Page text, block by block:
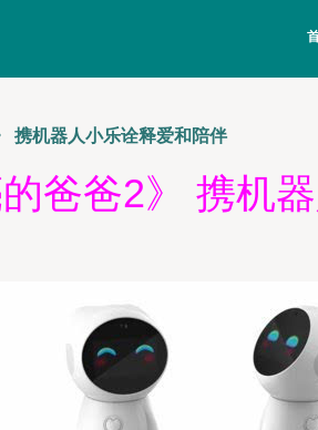
携机器人小乐诠释爱和陪伴
爸爸2》 携机